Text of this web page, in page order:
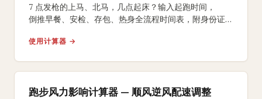
7 点发枪的上马、北马，几点起床？输入起跑时间，
倒推早餐、安检、存包、热身全流程时间表，附身份证、
使用计算器 →
跑步风力影响计算器 — 顺风逆风配速调整